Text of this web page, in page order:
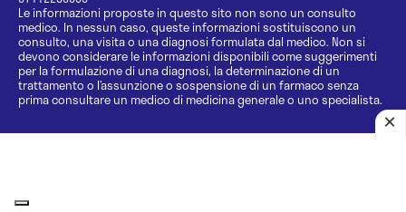
Le informazioni proposte in questo sito non sono un consulto
medico. In nessun caso, queste informazioni sostituiscono un
consulto, una visita o una diagnosi formulata dal medico. Non si
devono considerare le informazioni disponibili come suggerimenti
per la formulazione di una diagnosi, la determinazione di un
trattamento o l’assunzione o sospensione di un farmaco senza
prima consultare un medico di medicina generale o uno specialista.